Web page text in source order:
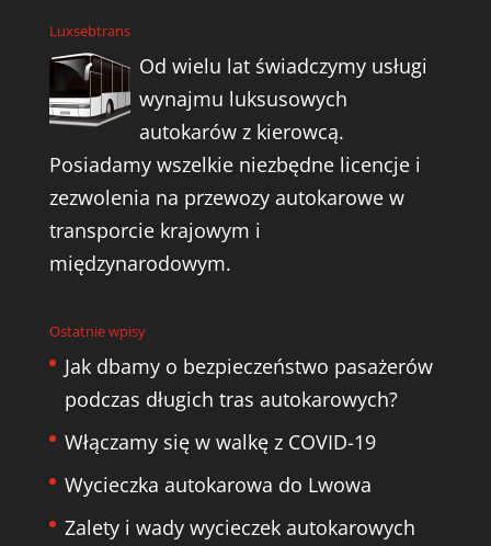
Luxsebtrans
Od wielu lat świadczymy usługi
wynajmu luksusowych
autokarów z kierowcą.
Posiadamy wszelkie niezbędne licencje i
zezwolenia na przewozy autokarowe w
transporcie krajowym i
międzynarodowym.
Ostatnie wpisy
Jak dbamy o bezpieczeństwo pasażerów
podczas długich tras autokarowych?
Włączamy się w walkę z COVID-19
Wycieczka autokarowa do Lwowa
Zalety i wady wycieczek autokarowych